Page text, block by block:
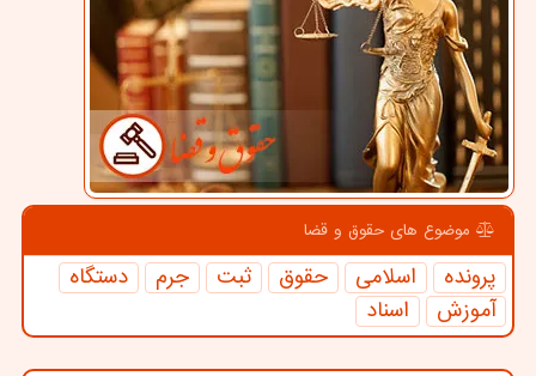
موضوع های حقوق و قضا
پرونده اسلامی حقوق ثبت جرم
دستگاه
آموزش
اسناد